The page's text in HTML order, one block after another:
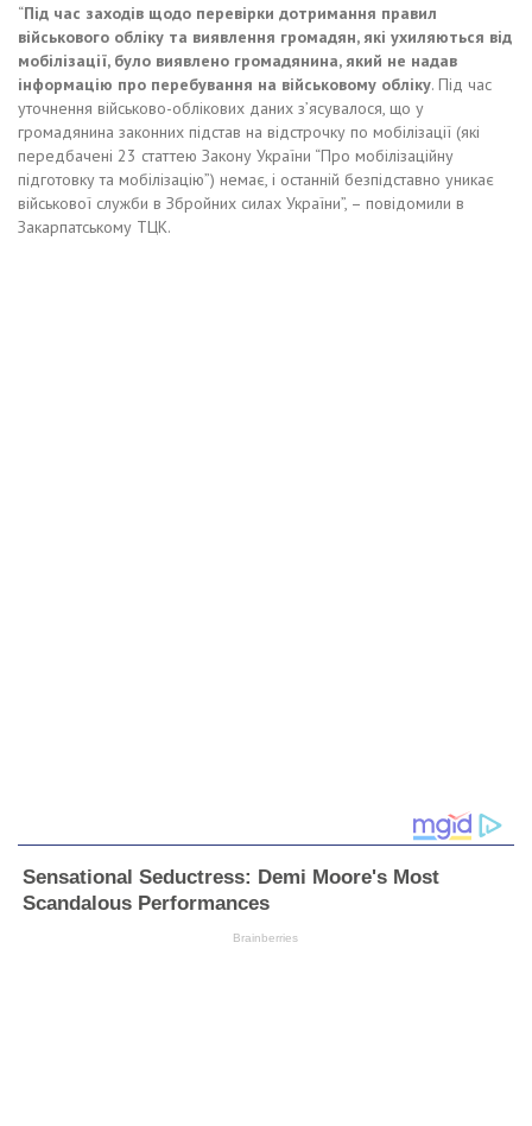
“Під час заходів щодо перевірки дотримання правил
військового обліку та виявлення громадян, які ухиляються від
мобілізації, було виявлено громадянина, який не надав
інформацію про перебування на військовому обліку. Під час
уточнення військово-облікових даних з’ясувалося, що у
громадянина законних підстав на відстрочку по мобілізації (які
передбачені 23 статтею Закону України “Про мобілізаційну
підготовку та мобілізацію”) немає, і останній безпідставно уникає
військової служби в Збройних силах України”, – повідомили в
Закарпатському ТЦК.